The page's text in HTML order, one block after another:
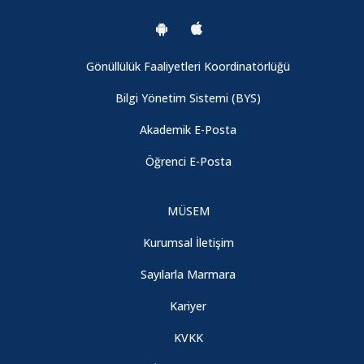
Gönüllülük Faaliyetleri Koordinatörlüğü
Bilgi Yönetim Sistemi (BYS)
Akademik E-Posta
Öğrenci E-Posta
MÜSEM
Kurumsal İletişim
Sayılarla Marmara
Kariyer
KVKK